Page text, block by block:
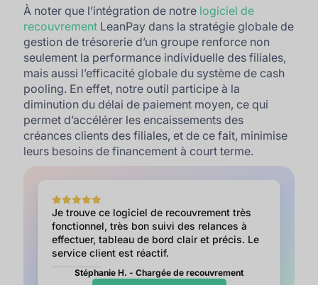
À noter que l’intégration de notre logiciel de
recouvrement LeanPay dans la stratégie globale de
gestion de trésorerie d’un groupe renforce non
seulement la performance individuelle des filiales,
mais aussi l’efficacité globale du système de cash
pooling. En effet, notre outil participe à la
diminution du délai de paiement moyen, ce qui
permet d’accélérer les encaissements des
créances clients des filiales, et de ce fait, minimise
leurs besoins de financement à court terme.
Je trouve ce logiciel de recouvrement très
fonctionnel, très bon suivi des relances à
effectuer, tableau de bord clair et précis. Le
service client est réactif.
Stéphanie H. - Chargée de recouvrement